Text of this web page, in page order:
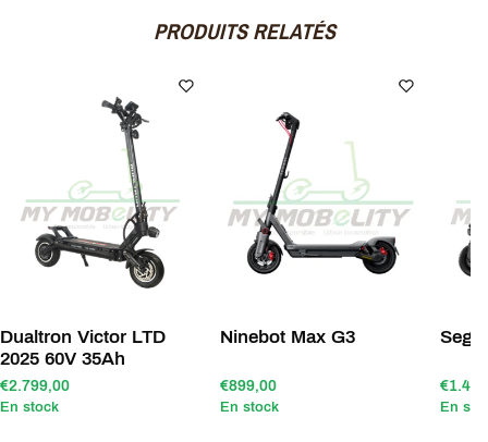
PRODUITS RELATÉS
Dualtron Victor LTD
2025 60V 35Ah
€2.799,00
En stock
Ninebot Max G3
€899,00
En stock En